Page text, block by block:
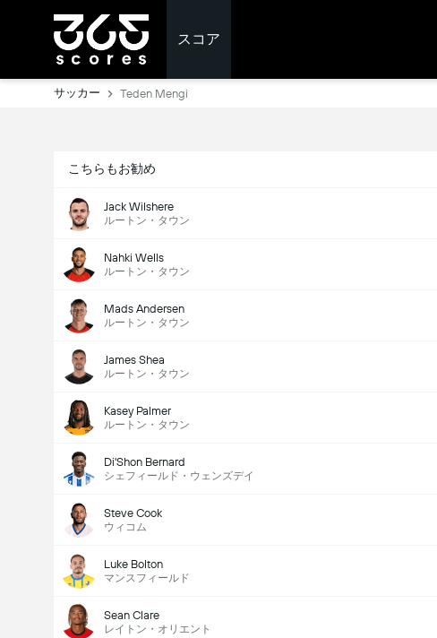
スコア
サッカー Teden Mengi
こちらもお勧め
Jack Wilshere
ルートン・タウン
Nahki Wells
ルートン・タウン
Mads Andersen
ルートン・タウン
James Shea
ルートン・タウン
Kasey Palmer
ルートン・タウン
Di'Shon Bernard
シェフィールド・ウェンズデイ
Steve Cook
ウィコム
Luke Bolton
マンスフィールド
Sean Clare
レイトン・オリエント